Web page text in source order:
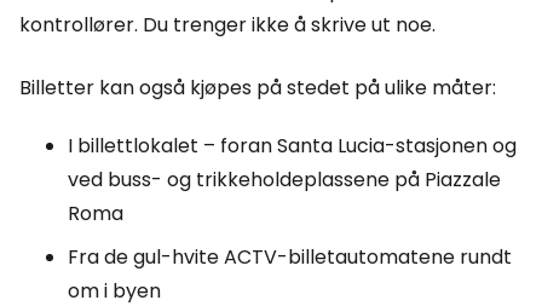
kontrollører. Du trenger ikke å skrive ut noe.
Billetter kan også kjøpes på stedet på ulike måter:
I billettlokalet – foran Santa Lucia-stasjonen og
ved buss- og trikkeholdeplassene på Piazzale
Roma
Fra de gul-hvite ACTV-billetautomatene rundt
om i byen